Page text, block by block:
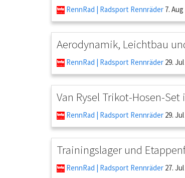
RennRad | Radsport Rennräder 7. Aug
Aerodynamik, Leichtbau
RennRad | Radsport Rennräder 29. Jul
Van Rysel Trikot-Hosen-
RennRad | Radsport Rennräder 29. Jul
Trainingslager und
RennRad | Radsport Rennräder 27. Jul